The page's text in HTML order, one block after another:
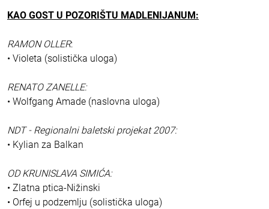
KAO GOST U POZORIŠTU MADLENIJANUM:
RAMON OLLER:
• Violeta (solistička uloga)
RENATO ZANELLE:
• Wolfgang Amade (naslovna uloga)
NDT - Regionalni baletski projekat 2007:
• Kylian za Balkan
OD KRUNISLAVA SIMIĆA:
• Zlatna ptica-Nižinski
• Orfej u podzemlju (solistička uloga)